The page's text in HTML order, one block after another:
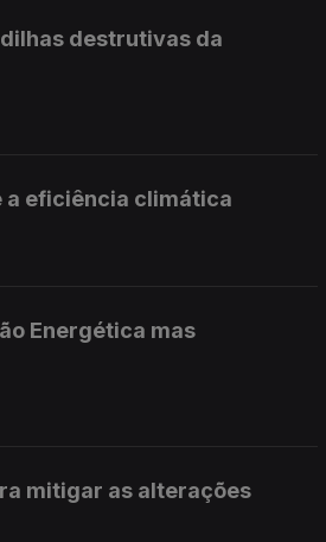
destrutivas da
a eficiência climática
Energética mas
mitigar as alterações